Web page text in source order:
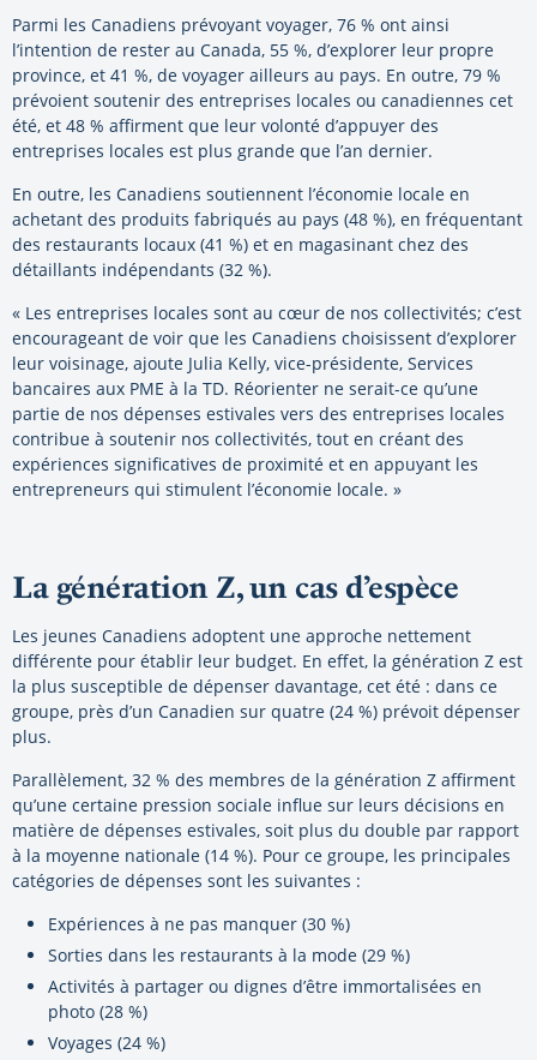
Parmi les Canadiens prévoyant voyager, 76 % ont ainsi
l’intention de rester au Canada, 55 %, d’explorer leur propre
province, et 41 %, de voyager ailleurs au pays. En outre, 79 %
prévoient soutenir des entreprises locales ou canadiennes cet
été, et 48 % affirment que leur volonté d’appuyer des
entreprises locales est plus grande que l’an dernier.
En outre, les Canadiens soutiennent l’économie locale en
achetant des produits fabriqués au pays (48 %), en fréquentant
des restaurants locaux (41 %) et en magasinant chez des
détaillants indépendants (32 %).
« Les entreprises locales sont au cœur de nos collectivités; c’est
encourageant de voir que les Canadiens choisissent d’explorer
leur voisinage, ajoute Julia Kelly, vice-présidente, Services
bancaires aux PME à la TD. Réorienter ne serait-ce qu’une
partie de nos dépenses estivales vers des entreprises locales
contribue à soutenir nos collectivités, tout en créant des
expériences significatives de proximité et en appuyant les
entrepreneurs qui stimulent l’économie locale. »
La génération Z, un cas d’espèce
Les jeunes Canadiens adoptent une approche nettement
différente pour établir leur budget. En effet, la génération Z est
la plus susceptible de dépenser davantage, cet été : dans ce
groupe, près d’un Canadien sur quatre (24 %) prévoit dépenser
plus.
Parallèlement, 32 % des membres de la génération Z affirment
qu’une certaine pression sociale influe sur leurs décisions en
matière de dépenses estivales, soit plus du double par rapport
à la moyenne nationale (14 %). Pour ce groupe, les principales
catégories de dépenses sont les suivantes :
Expériences à ne pas manquer (30 %)
Sorties dans les restaurants à la mode (29 %)
Activités à partager ou dignes d’être immortalisées en
photo (28 %)
Voyages (24 %)